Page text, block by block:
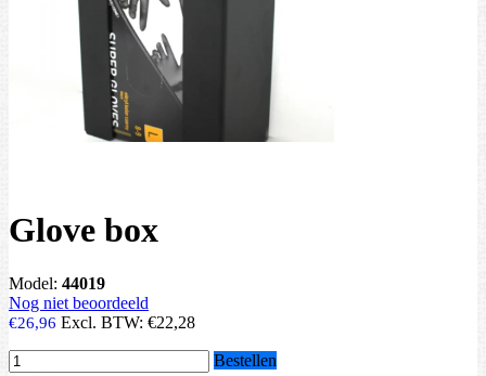
Glove box
Model: 44019
Nog niet beoordeeld
€26,96 Excl. BTW: €22,28
Bestellen